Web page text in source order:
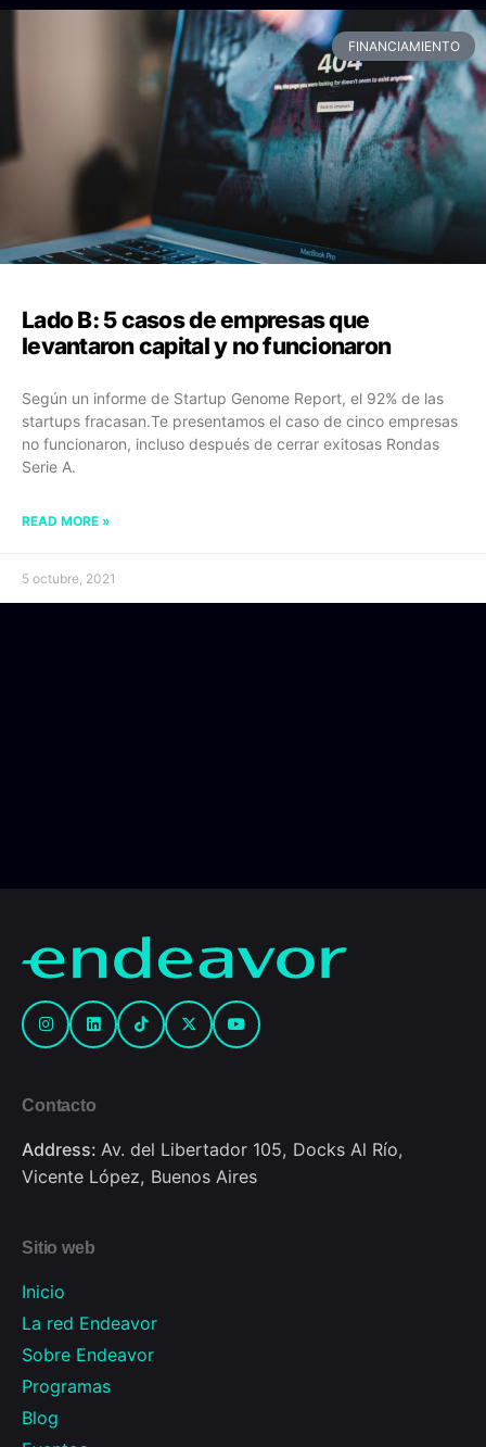
FINANCIAMIENTO
Lado B: 5 casos de empresas que
levantaron capital y no funcionaron
Según un informe de Startup Genome Report, el 92% de las
startups fracasan.Te presentamos el caso de cinco empresas
no funcionaron, incluso después de cerrar exitosas Rondas
Serie A.
READ MORE »
5 octubre, 2021
Contacto
Address: Av. del Libertador 105, Docks Al Río,
Vicente López, Buenos Aires
Sitio web
Inicio
La red Endeavor
Sobre Endeavor
Programas
Blog